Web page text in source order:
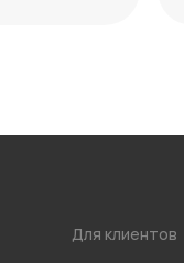
Для клиентов